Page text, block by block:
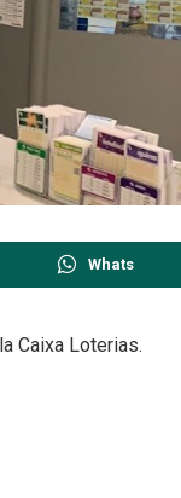
Whats
Caixa Loterias.